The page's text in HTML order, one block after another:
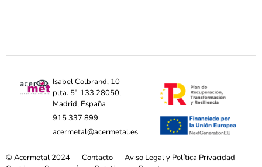
Isabel Colbrand, 10
plta. 5ª-133 28050,
Madrid, España
915 337 899
acermetal@acermetal.es
© Acermetal 2024 Contacto
Aviso Legal y Política Privacidad